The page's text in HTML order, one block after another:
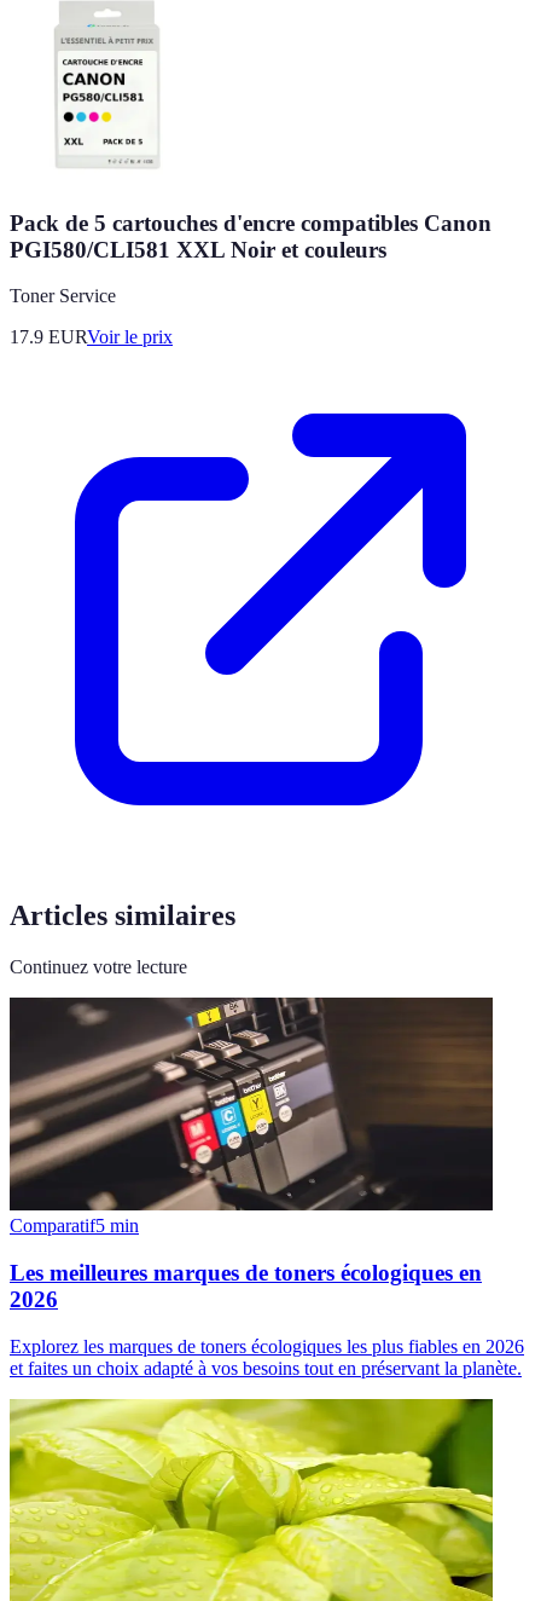
Pack de 5 cartouches d'encre compatibles Canon
PGI580/CLI581 XXL Noir et couleurs
Toner Service
17.9 EURVoir le prix
Articles similaires
Continuez votre lecture
Comparatif5 min
Les meilleures marques de toners écologiques en
2026
Explorez les marques de toners écologiques les plus fiables en 2026
et faites un choix adapté à vos besoins tout en préservant la planète.